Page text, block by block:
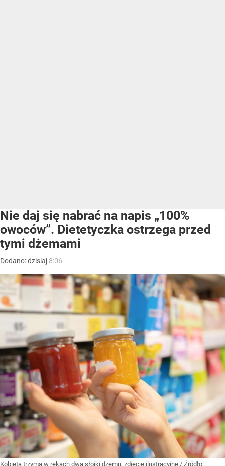
Nie daj się nabrać na napis „100%
owoców”. Dietetyczka ostrzega przed
tymi dżemami
Dodano:dzisiaj 8:06
Kobieta trzyma w rękach dwa słoiki dżemu, zdjęcie ilustracyjne / Źródło: